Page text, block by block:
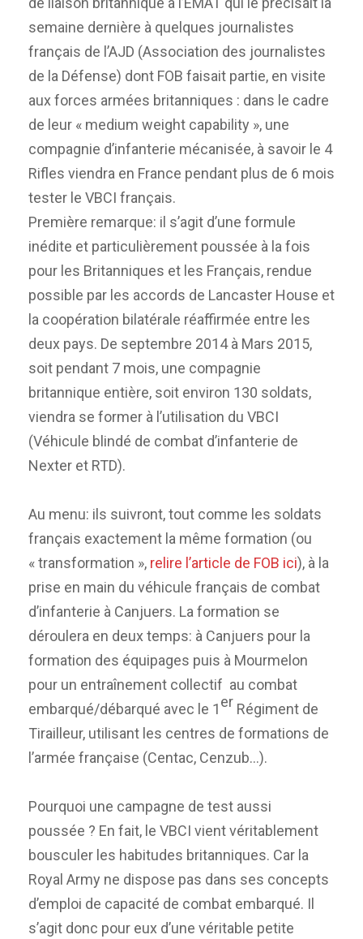
semaine dernière à quelques journalistes
français de l’AJD (Association des journalistes
de la Défense) dont FOB faisait partie, en visite
aux forces armées britanniques : dans le cadre
de leur « medium weight capability », une
compagnie d’infanterie mécanisée, à savoir le 4
Rifles viendra en France pendant plus de 6 mois
tester le VBCI français.
Première remarque: il s’agit d’une formule
inédite et particulièrement poussée à la fois
pour les Britanniques et les Français, rendue
possible par les accords de Lancaster House et
la coopération bilatérale réaffirmée entre les
deux pays. De septembre 2014 à Mars 2015,
soit pendant 7 mois, une compagnie
britannique entière, soit environ 130 soldats,
viendra se former à l’utilisation du VBCI
(Véhicule blindé de combat d’infanterie de
Nexter et RTD).
Au menu: ils suivront, tout comme les soldats
français exactement la même formation (ou
« transformation », relire l’article de FOB ici), à la
prise en main du véhicule français de combat
d’infanterie à Canjuers. La formation se
déroulera en deux temps: à Canjuers pour la
formation des équipages puis à Mourmelon
pour un entraînement collectif au combat
embarqué/débarqué avec le 1er Régiment de
Tirailleur, utilisant les centres de formations de
l’armée française (Centac, Cenzub…).
Pourquoi une campagne de test aussi
poussée ? En fait, le VBCI vient véritablement
bousculer les habitudes britanniques. Car la
Royal Army ne dispose pas dans ses concepts
d’emploi de capacité de combat embarqué. Il
s’agit donc pour eux d’une véritable petite